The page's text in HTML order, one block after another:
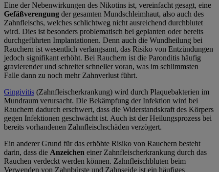
Eine der Nebenwirkungen des Nikotins ist, vereinfacht gesagt, eine
Gefäßverengung der gesamten Mundschleimhaut, also auch des
Zahnfleischs, welches schlichtweg nicht ausreichend durchblutet
wird. Dies ist besonders problematisch bei geplanten oder bereits
durchgeführten Implantationen. Denn auch die Wundheilung bei
Rauchern ist wesentlich verlangsamt, das Risiko von Entzündungen
jedoch signifikant erhöht. Bei Rauchern ist die Paronditis häufig
gravierender und schreitet schneller voran, was im schlimmsten
Falle dann zu noch mehr Zahnverlust führt.
Gingivitis (Zahnfleischerkrankung) wird durch Plaquebakterien im
Mundraum verursacht. Die Bekämpfung der Infektion wird bei
Rauchern dadurch erschwert, dass die Widerstandskraft des Körpers
gegen Infektionen geschwächt ist. Auch ist der Heilungsprozess bei
bereits vorhandenen Zahnfleischschäden verzögert.
Ein anderer Grund für das erhöhte Risiko von Rauchern besteht
darin, dass die Anzeichen einer Zahnfleischerkrankung durch das
Rauchen verdeckt werden können. Zahnfleischbluten beim
Verwenden von Zahnbürste und Zahnseide ist ein häufiges